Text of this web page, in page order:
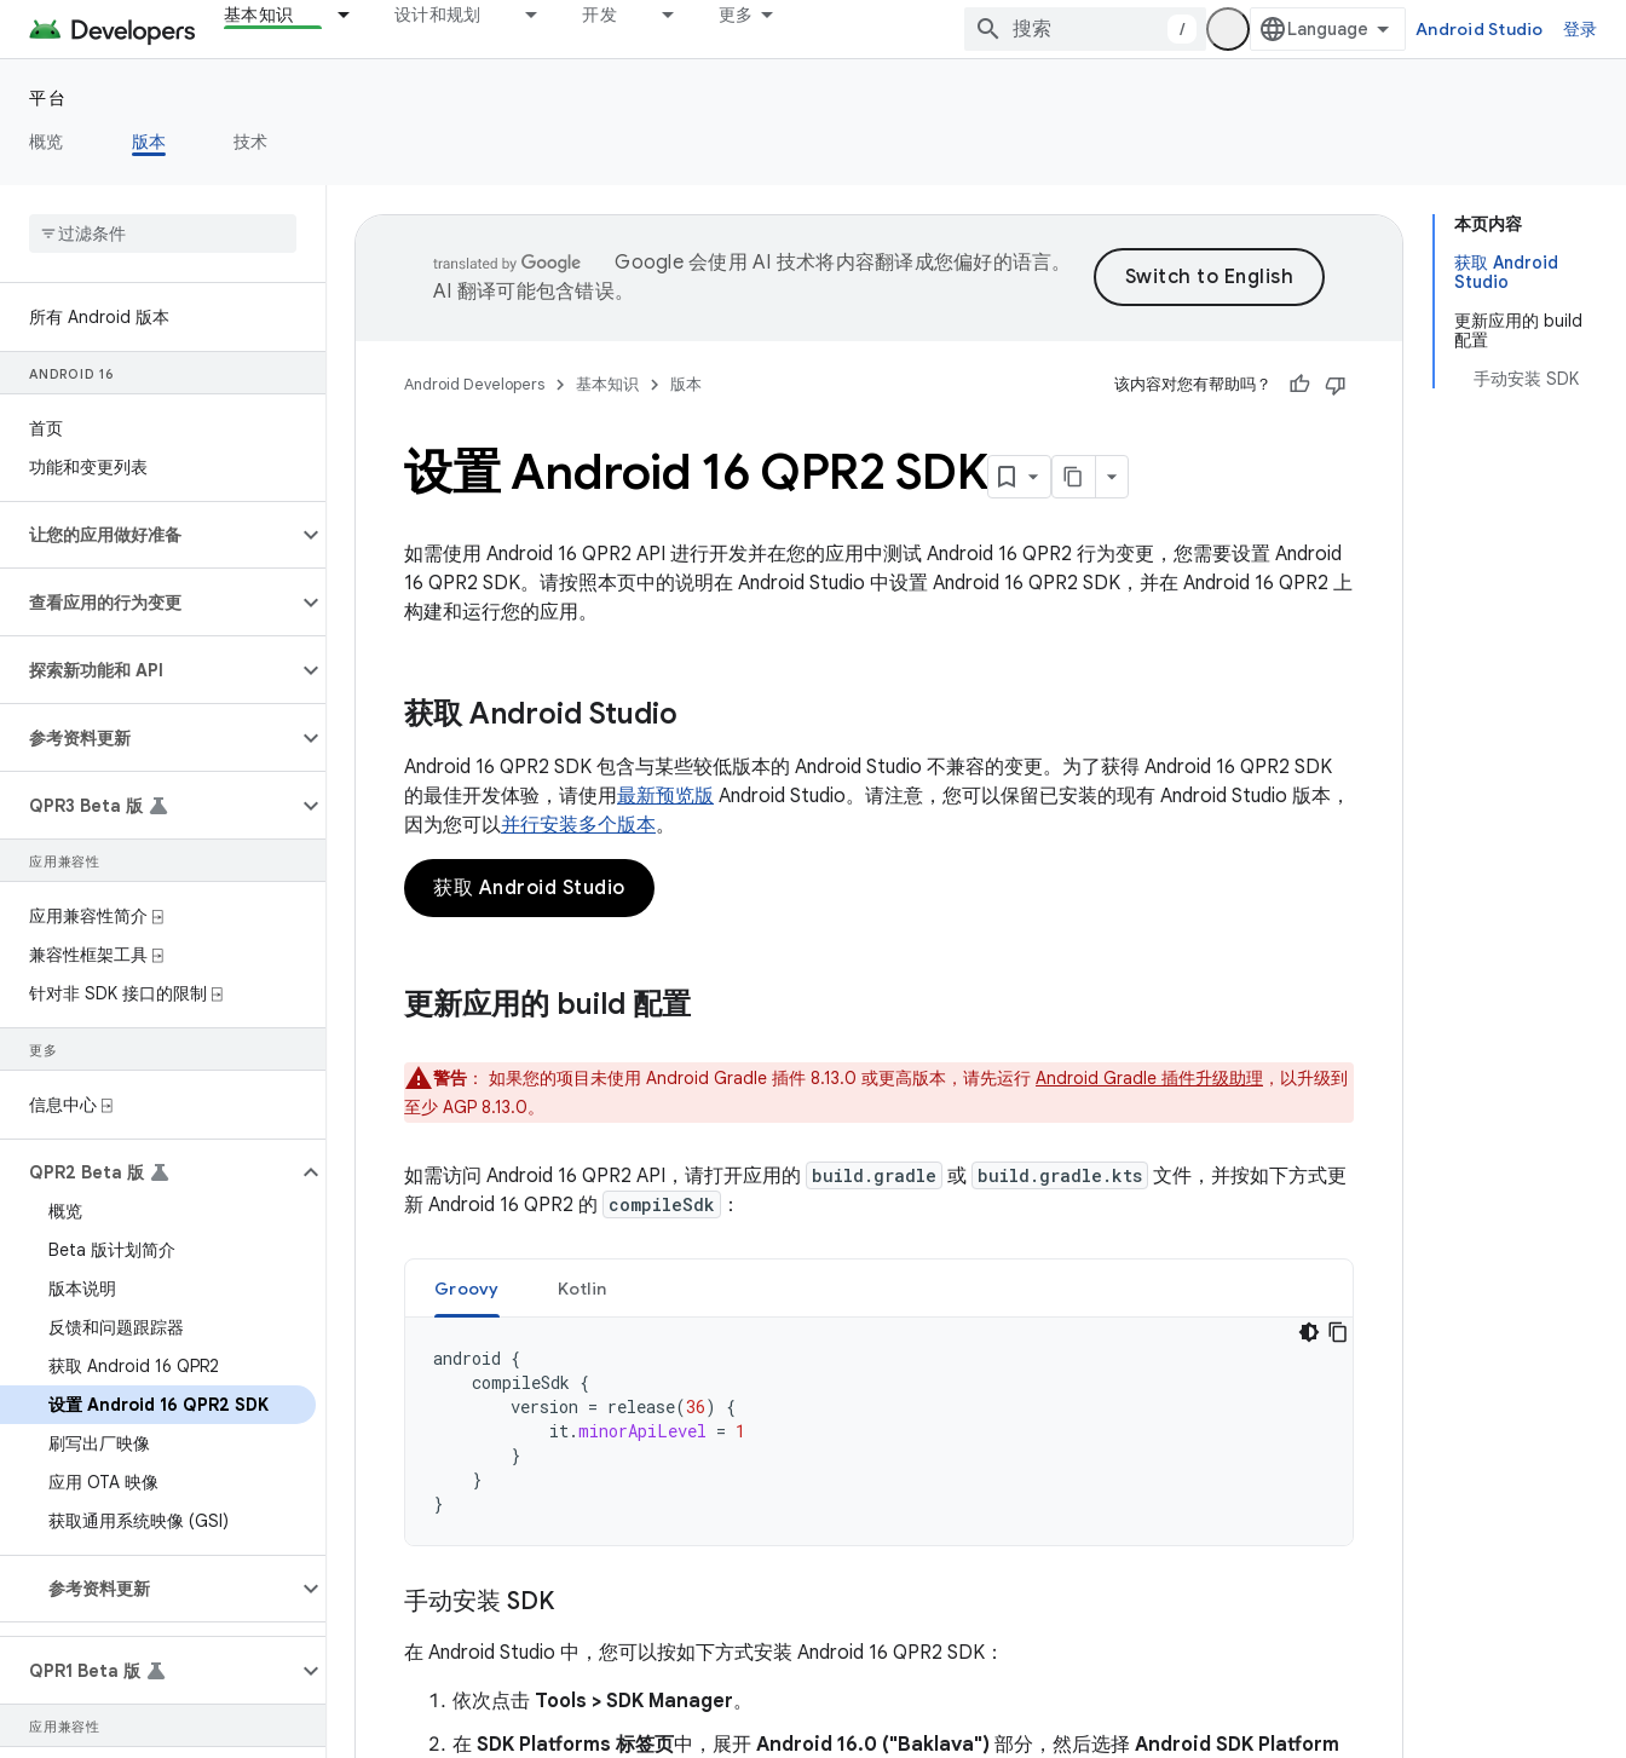
基本知识 设计和规划 开发 更多
/ Android Studio 登录
平台
概览
版本 技术
所有 Android 版本
ANDROID 16
首页
功能和变更列表
让您的应用做好准备
查看应用的行为变更
探索新功能和 API
参考资料更新
QPR3 Beta 版
应用兼容性
应用兼容性简介 ⍈
兼容性框架工具 ⍈
针对非 SDK 接口的限制 ⍈
更多
信息中心 ⍈
QPR2 Beta 版
概览
Beta 版计划简介
版本说明
反馈和问题跟踪器
获取 Android 16 QPR2
设置 Android 16 QPR2 SDK
刷写出厂映像
应用 OTA 映像
获取通用系统映像 (GSI)
参考资料更新
QPR1 Beta 版
应用兼容性
本页内容
获取 Android
Studio
更新应用的 build
配置
手动安装 SDK
Google 会使用 AI 技术将内容翻译成您偏好的语言。
AI 翻译可能包含错误。
Android Developers 基本知识 版本 该内容对您有帮助吗？
设置 Android 16 QPR2 SDK
如需使用 Android 16 QPR2 API 进行开发并在您的应用中测试 Android 16 QPR2 行为变更，您需要设置 Android
16 QPR2 SDK。请按照本页中的说明在 Android Studio 中设置 Android 16 QPR2 SDK，并在 Android 16 QPR2 上
构建和运行您的应用。
获取 Android Studio
Android 16 QPR2 SDK 包含与某些较低版本的 Android Studio 不兼容的变更。为了获得 Android 16 QPR2 SDK
的最佳开发体验，请使用最新预览版 Android Studio。请注意，您可以保留已安装的现有 Android Studio 版本，
因为您可以并行安装多个版本。
获取 Android Studio
更新应用的 build 配置
警告 ： 如果您的项目未使用 Android Gradle 插件 8.13.0 或更高版本，请先运行 Android Gradle 插件升级助理 ，以升级到
至少 AGP 8.13.0。
如需访问 Android 16 QPR2 API，请打开应用的 build.gradle 或 build.gradle.kts 文件，并按如下方式更
新 Android 16 QPR2 的 compileSdk ：
Groovy Kotlin
android {
compileSdk {
version = release(36)
{
it.minorApiLevel = 1
}
}
}
手动安装 SDK
在 Android Studio 中，您可以按如下方式安装 Android 16 QPR2 SDK：
依次点击 Tools > SDK Manager。
在 SDK Platforms 标签页中，展开 Android 16.0 ("Baklava") 部分，然后选择 Android SDK Platform